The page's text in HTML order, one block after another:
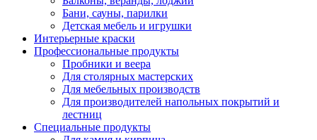
Бани, сауны, парилки
Детская мебель и игрушки
Интерьерные краски
Профессиональные продукты
Пробники и веера
Для столярных мастерских
Для мебельных производств
Для производителей напольных покрытий и
лестниц
Специальные продукты